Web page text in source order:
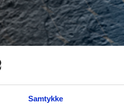
Samtykke